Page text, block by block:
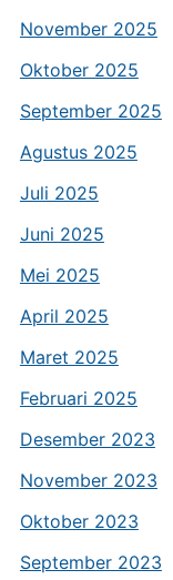
November 2025
Oktober 2025
September 2025
Agustus 2025
Juli 2025
Juni 2025
Mei 2025
April 2025
Maret 2025
Februari 2025
Desember 2023
November 2023
Oktober 2023
September 2023